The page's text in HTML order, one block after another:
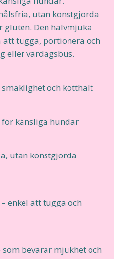
utan konstgjorda
Den halvmjuka
tugga, portionera och
eller vardagsbus.
och kötthalt
känsliga hundar
utan konstgjorda
enkel att tugga och
bevarar mjukhet och